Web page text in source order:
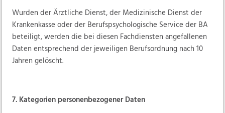
Wurden der Ärztliche Dienst, der Medizinische Dienst der
Krankenkasse oder der Berufspsychologische Service der BA
beteiligt, werden die bei diesen Fachdiensten angefallenen
Daten entsprechend der jeweiligen Berufsordnung nach 10
Jahren gelöscht.
7. Kategorien personenbezogener Daten